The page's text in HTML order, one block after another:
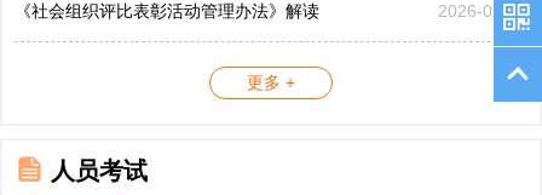
《社会组织评比表彰活动管理办法》解读 2026-07-17
更多 +
人员考试